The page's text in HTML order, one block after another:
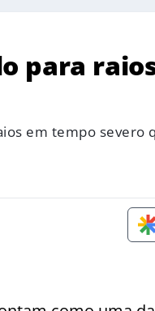
para
em tempo severo